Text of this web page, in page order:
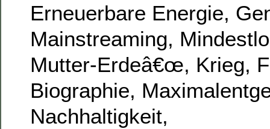
Erneuerbare Energie,
Mainstreaming,
Mutter-Erdeâ€œ, Krieg,
Biographie,
Nachhaltigkeit,